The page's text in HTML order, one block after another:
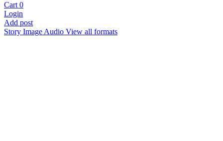
Cart 0
Login
Add post
Story Image Audio View all formats